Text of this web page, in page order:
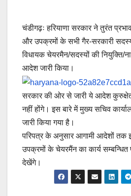
चंडीगढ़ः हरियाणा सरकार ने तुरंत प्रभाव
और उपक्रमों के सभी गैर-सरकारी
विधायक चेयरमैन/सदस्यों की नियुक्ति/
आदेश जारी किया।
सरकार की ओर से जारी ये आदेश
नहीं होंगे। इस बारे में मुख्य सचिव
जारी किया गया है।
परिपत्र के अनुसार आगामी आदेशों तक
उपक्रमों के चेयरमैंन का कार्य
देखेंगे।